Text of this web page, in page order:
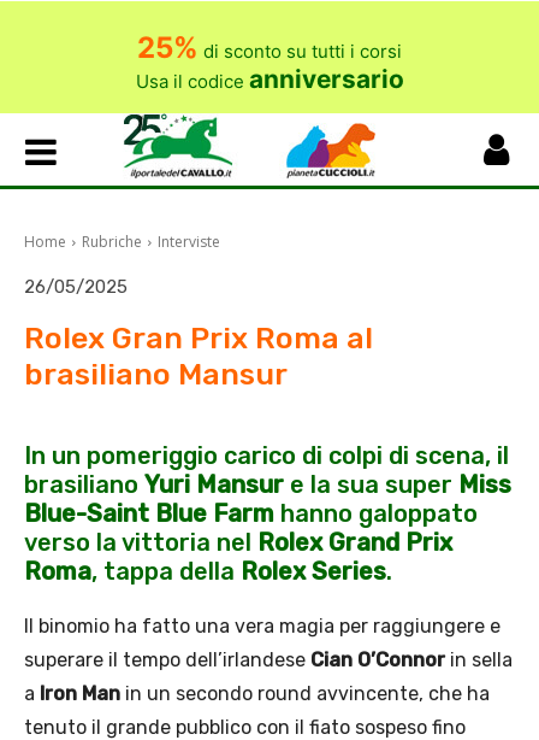
25% di sconto su tutti i corsi
Usa il codice anniversario
Home Rubriche Interviste
26/05/2025
Rolex Gran Prix Roma al
brasiliano Mansur
In un pomeriggio carico di colpi di scena, il
brasiliano Yuri Mansur e la sua super Miss
Blue-Saint Blue Farm hanno galoppato
verso la vittoria nel Rolex Grand Prix
Roma, tappa della Rolex Series.
Il binomio ha fatto una vera magia per raggiungere e
superare il tempo dell’irlandese Cian O’Connorin sella
a Iron Man in un secondo round avvincente, che ha
tenuto il grande pubblico con il fiato sospeso fino